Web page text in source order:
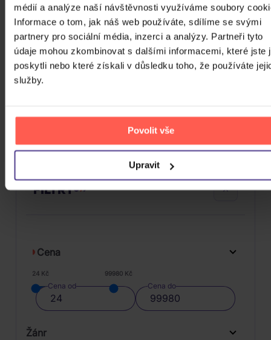
médií a analýze naší návštěvnosti využíváme soubory
Informace o tom, jak náš web používáte, sdílíme se svými
partnery pro sociální média, inzerci a analýzy. Partneři tyto
údaje mohou zkombinovat s dalšími informacemi, které jste
poskytli nebo které získali v důsledku toho, že používáte
služby.
Povolit vše
Upravit
Banhart Devendra: Ma
Vinyl
DO KOŠÍKU
FILTRY
Cena
24 Kč 99980 Kč
Cena od Cena do
Žánr